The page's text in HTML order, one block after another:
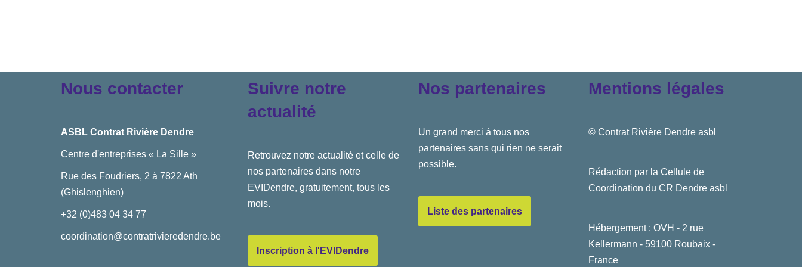
Nous contacter
ASBL Contrat Rivière Dendre
Centre d'entreprises « La Sille »
Rue des Foudriers, 2 à 7822 Ath
(Ghislenghien)
+32 (0)483 04 34 77
coordination@contratrivieredendre.be
Suivre notre
actualité
Retrouvez notre actualité et celle de
nos partenaires dans notre
EVIDendre, gratuitement, tous les
mois.
Inscription à l'EVIDendre
Nos partenaires
Un grand merci à tous nos
partenaires sans qui rien ne serait
possible.
Liste des partenaires
Mentions légales
© Contrat Rivière Dendre asbl
Rédaction par la Cellule de
Coordination du CR Dendre asbl
Hébergement : OVH - 2 rue
Kellermann - 59100 Roubaix -
France